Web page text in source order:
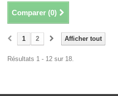
Comparer (0)
Afficher tout
1 2
Résultats 1 - 12 sur 18.